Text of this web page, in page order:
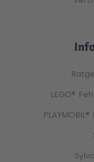
LEGO®
PLAYMOBIL®